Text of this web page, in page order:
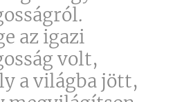
az igazi
volt,
a világba jött,